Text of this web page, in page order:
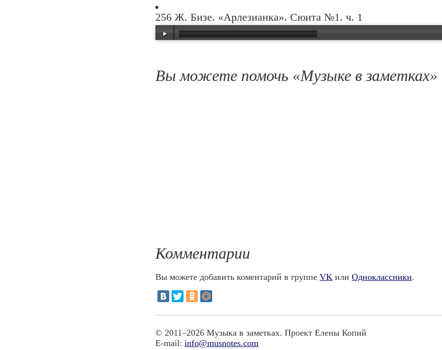
256 Ж. Бизе. «Арлезианка». Сюита №1. ч. 1
Вы можете помочь «Музыке в заметках»
Комментарии
Вы можете добавить коментарий в группе VK или Одноклассники.
© 2011–2026 Музыка в заметках. Проект Елены Копий
E-mail: info@musnotes.com